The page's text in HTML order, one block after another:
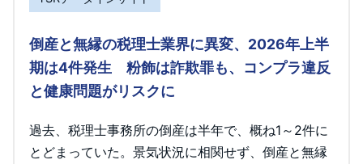
倒産と無縁の税理士業界に異変、2026年上半
期は4件発生 粉飾は詐欺罪も、コンプラ違反
と健康問題がリスクに
過去、税理士事務所の倒産は半年で、概ね1～2件に
とどまっていた。景気状況に相関せず、倒産と無縁